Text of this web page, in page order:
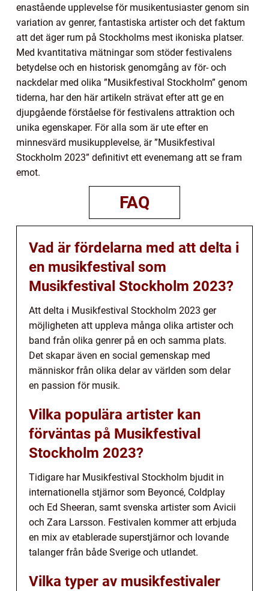
enastående upplevelse för musikentusiaster genom sin
variation av genrer, fantastiska artister och det faktum
att det äger rum på Stockholms mest ikoniska platser.
Med kvantitativa mätningar som stöder festivalens
betydelse och en historisk genomgång av för- och
nackdelar med olika ”Musikfestival Stockholm” genom
tiderna, har den här artikeln strävat efter att ge en
djupgående förståelse för festivalens attraktion och
unika egenskaper. För alla som är ute efter en
minnesvärd musikupplevelse, är ”Musikfestival
Stockholm 2023” definitivt ett evenemang att se fram
emot.
FAQ
Vad är fördelarna med att delta i
en musikfestival som
Musikfestival Stockholm 2023?
Att delta i Musikfestival Stockholm 2023 ger
möjligheten att uppleva många olika artister och
band från olika genrer på en och samma plats.
Det skapar även en social gemenskap med
människor från olika delar av världen som delar
en passion för musik.
Vilka populära artister kan
förväntas på Musikfestival
Stockholm 2023?
Tidigare har Musikfestival Stockholm bjudit in
internationella stjärnor som Beyoncé, Coldplay
och Ed Sheeran, samt svenska artister som Avicii
och Zara Larsson. Festivalen kommer att erbjuda
en mix av etablerade superstjärnor och lovande
talanger från både Sverige och utlandet.
Vilka typer av musikfestivaler